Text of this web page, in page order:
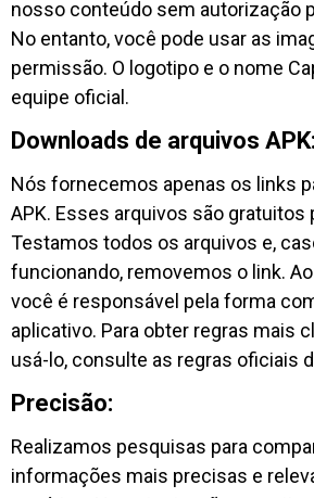
nosso conteúdo sem autorização
No entanto, você pode usar as
permissão. O logotipo e o nome
equipe oficial.
Downloads de arquivos APK:
Nós fornecemos apenas os links
APK. Esses arquivos são gratuitos
Testamos todos os arquivos e,
funcionando, removemos o link.
você é responsável pela forma
aplicativo. Para obter regras mais
usá-lo, consulte as regras oficiais
Precisão:
Realizamos pesquisas para
informações mais precisas e